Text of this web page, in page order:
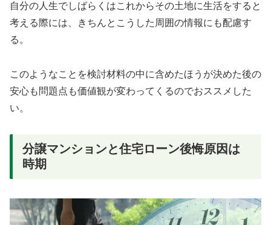
自分の人生でしばらくはこれからその土地に生活をすると
考える際には、きちんとこうした周囲の情報にも配慮す
る。
このようなことを検討材料の中に含めたほうが決めた後の
安心も問題点も価値観が変わってくるのでおススメした
い。
分譲マンションと住宅ローン後悔原因は
時期